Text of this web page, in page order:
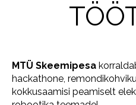
MTÜ Skeemipesa
hackathone,
kokkusaamisi peamiselt